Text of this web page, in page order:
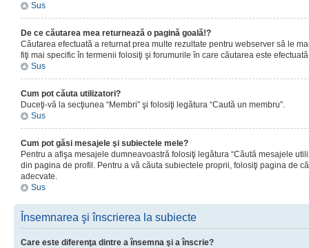
Sus
De ce căutarea mea returnează o pagină goală!?
Căutarea efectuată a returnat prea multe rezultate pentru webserver să le
fiţi mai specific în termenii folosiţi şi forumurile în care căutarea este
Sus
Cum pot căuta utilizatori?
Duceţi-vă la secţiunea “Membri” şi folosiţi legătura “Caută un membru”.
Sus
Cum pot găsi mesajele şi subiectele mele?
Pentru a afişa mesajele dumneavoastră folosiţi legătura “Căută mesajele
din pagina de profil. Pentru a vă căuta subiectele proprii, folosiţi pagina de
adecvate.
Sus
Însemnarea şi înscrierea la subiecte
Care este diferenţa dintre a însemna şi a înscrie?